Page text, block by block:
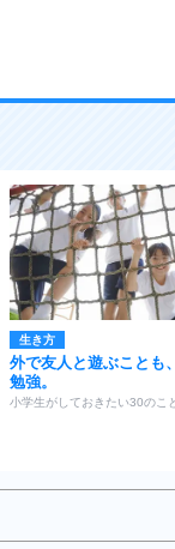
生き方
外で友人と遊ぶことも
勉強。
小学生がしておきたい30のこ